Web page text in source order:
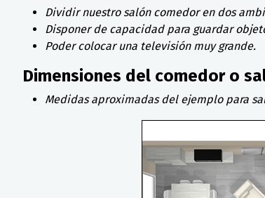
Dividir nuestro salón comedor en dos
Disponer de capacidad para guardar
Poder colocar una televisión muy grande.
Dimensiones del comedor o
Medidas aproximadas del ejemplo para